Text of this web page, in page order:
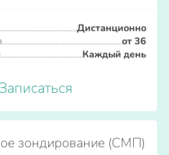
Дистанционно
от 36
Каждый день
зондирование (СМП)